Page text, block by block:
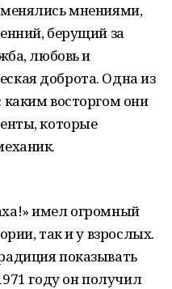
мнениями,
берущий за
любовь и
доброта. Одна из
восторгом они
которые
имел огромный
так и у взрослых.
показывать
году он получил